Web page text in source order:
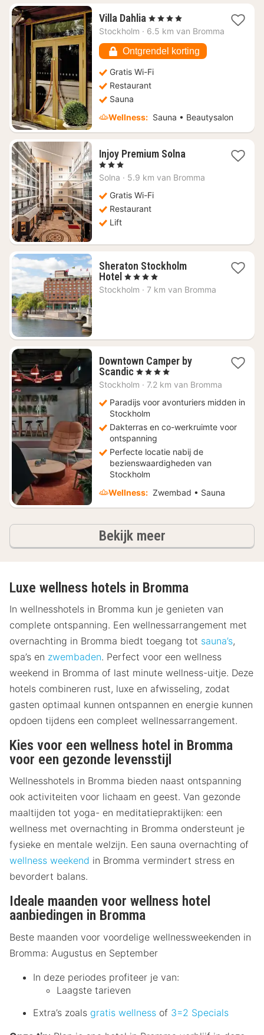
Villa Dahlia 1
nacht
€
179,31
, 4 Sterren
Stockholm · 6.5 km van Bromma
Ontgrendel korting
Gratis Wi-Fi
Restaurant
Sauna
Wellness: Sauna • Beautysalon
Injoy Premium Solna1
vanaf
, 3 Sterren
Solna · 5.9 km van Bromma
Gratis Wi-Fi
Restaurant
Lift
Sheraton Stockholm
Hotel 1
nacht
, 4 Sterren
Stockholm · 7 km van Bromma
Downtown Camper by
Scandic1
nacht
€
132,52
, 4 Sterren
Stockholm · 7.2 km van Bromma
Paradijs voor avonturiers midden in
Stockholm
Dakterras en co-werkruimte voor
ontspanning
Perfecte locatie nabij de
bezienswaardigheden van
Stockholm
Wellness: Zwembad • Sauna
Bekijk meerhotels
Luxe wellness hotels in Bromma
In wellnesshotels in Bromma kun je genieten van
complete ontspanning. Een wellnessarrangement met
overnachting in Bromma biedt toegang tot sauna’s,
spa’s en zwembaden. Perfect voor een wellness
weekend in Bromma of last minute wellness-uitje. Deze
hotels combineren rust, luxe en afwisseling, zodat
gasten optimaal kunnen ontspannen en energie kunnen
opdoen tijdens een compleet wellnessarrangement.
Kies voor een wellness hotel in Bromma
voor een gezonde levensstijl
Wellnesshotels in Bromma bieden naast ontspanning
ook activiteiten voor lichaam en geest. Van gezonde
maaltijden tot yoga- en meditatiepraktijken: een
wellness met overnachting in Bromma ondersteunt je
fysieke en mentale welzijn. Een sauna overnachting of
wellness weekend in Bromma vermindert stress en
bevordert balans.
Ideale maanden voor wellness hotel
aanbiedingen in Bromma
Beste maanden voor voordelige wellnessweekenden in
Bromma: Augustus en September
In deze periodes profiteer je van:
Laagste tarieven
Extra’s zoals gratis wellness of 3=2 Specials